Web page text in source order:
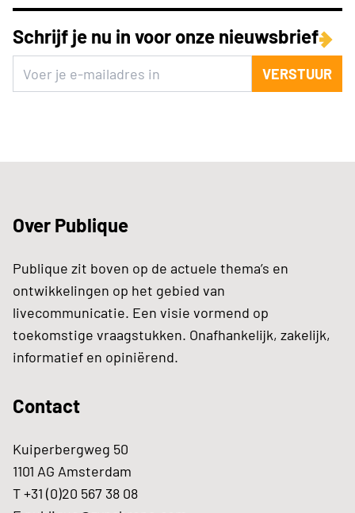
Schrijf je nu in voor onze nieuwsbrief
VERSTUUR
Over Publique
Publique zit boven op de actuele thema’s en
ontwikkelingen op het gebied van
livecommunicatie. Een visie vormend op
toekomstige vraagstukken. Onafhankelijk, zakelijk,
informatief en opiniërend.
Contact
Kuiperbergweg 50
1101 AG Amsterdam
T +31 (0)20 567 38 08